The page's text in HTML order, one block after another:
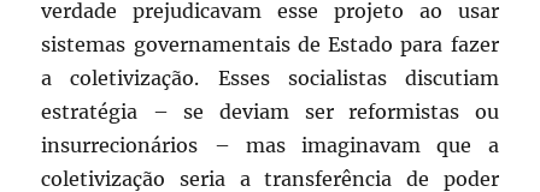
verdade prejudicavam esse projeto ao usar
sistemas governamentais de Estado para fazer
a coletivização. Esses socialistas discutiam
estratégia – se deviam ser reformistas ou
insurrecionários – mas imaginavam que a
coletivização seria a transferência de poder